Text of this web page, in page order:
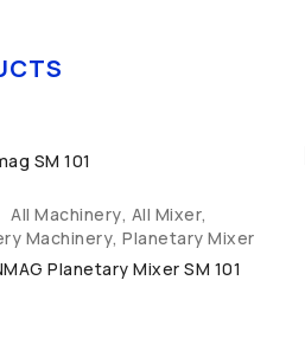
All Machinery, All Mixer,
Machinery,Planetary Mixer
Planetary Mixer SM 101